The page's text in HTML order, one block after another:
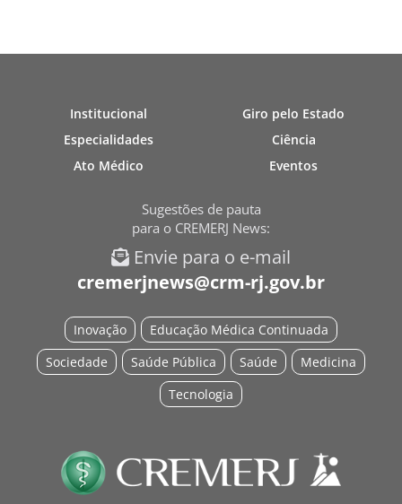
Institucional
Especialidades
Ato Médico
Giro pelo Estado
Ciência
Eventos
Sugestões de pauta
para o CREMERJ News:
Envie para o e-mail
cremerjnews@crm-rj.gov.br
Educação Médica Continuada
Inovação
Medicina
Saúde
Saúde Pública
Sociedade
Tecnologia